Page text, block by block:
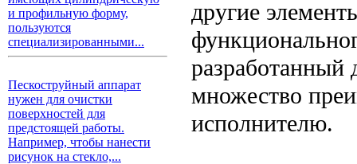
и профильную форму,
пользуются
специализированными...
Пескоструйный аппарат
нужен для очистки
поверхностей для
предстоящей работы.
Например, чтобы нанести
рисунок на стекло,...
другие
разработанный
множество
исполнителю.